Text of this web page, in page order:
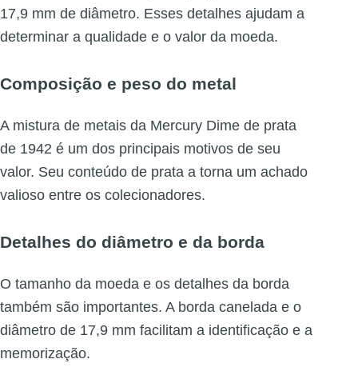
17,9 mm de diâmetro. Esses detalhes ajudam a
determinar a qualidade e o valor da moeda.
Composição e peso do metal
A mistura de metais da Mercury Dime de prata
de 1942 é um dos principais motivos de seu
valor. Seu conteúdo de prata a torna um achado
valioso entre os colecionadores.
Detalhes do diâmetro e da borda
O tamanho da moeda e os detalhes da borda
também são importantes. A borda canelada e o
diâmetro de 17,9 mm facilitam a identificação e a
memorização.